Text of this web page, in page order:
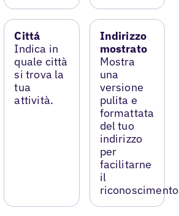
Cittá
Indica in
quale città
si trova la
tua
attività.
Indirizzo
mostrato
Mostra
una
versione
pulita e
formattata
del tuo
indirizzo
per
facilitarne
il